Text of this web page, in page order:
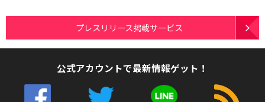
プレスリリース掲載サービス
公式アカウントで最新情報ゲット！